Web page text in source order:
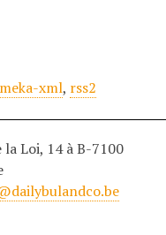
xml, rss2
la Loi, 14 à B-7100